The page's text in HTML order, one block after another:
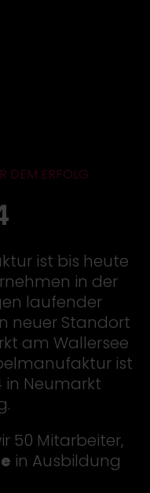
DEM ERFOLG
ist bis heute
in der
laufender
neuer Standort
am Wallersee
ist
in Neumarkt
50 Mitarbeiter,
in Ausbildung